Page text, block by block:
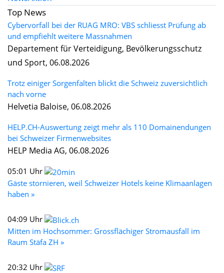
Top News
Cybervorfall bei der RUAG MRO: VBS schliesst Prüfung ab
und empfiehlt weitere Massnahmen
Departement für Verteidigung, Bevölkerungsschutz
und Sport, 06.08.2026
Trotz einiger Sorgenfalten blickt die Schweiz zuversichtlich
nach vorne
Helvetia Baloise, 06.08.2026
HELP.CH-Auswertung zeigt mehr als 110 Domainendungen
bei Schweizer Firmenwebsites
HELP Media AG, 06.08.2026
05:01 Uhr
Gäste stornieren, weil Schweizer Hotels keine Klimaanlagen
haben »
04:09 Uhr
Mitten im Hochsommer: Grossflächiger Stromausfall im
Raum Stäfa ZH »
20:32 Uhr